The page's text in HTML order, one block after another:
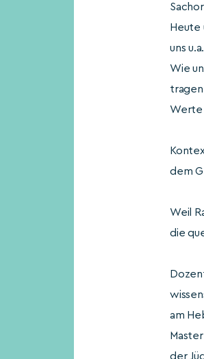
Heute
uns
Wie
tragen
Werte
dem
Weil
die
am
der